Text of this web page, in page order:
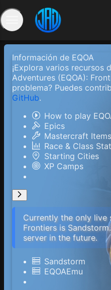
Información de EQOA
¡Explora varios recursos
Adventures (EQOA):
problema? Puedes
GitHub.
How to play
Epics
Mastercraft Items
Race & Class
Starting Cities
XP Camps
Currently the only live
Frontiers is
server in the future.
Sandstorm
EQOAEmu